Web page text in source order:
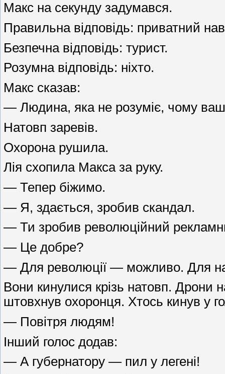
Макс на секунду задумався.
Правильна відповідь: приватний
Безпечна відповідь: турист.
Розумна відповідь: ніхто.
Макс сказав:
— Людина, яка не розуміє, чому
Натовп заревів.
Охорона рушила.
Лія схопила Макса за руку.
— Тепер біжимо.
— Я, здається, зробив скандал.
— Ти зробив революційний
— Це добре?
— Для революції — можливо. Для
Вони кинулися крізь натовп. Дрони
штовхнув охоронця. Хтось кинув у
— Повітря людям!
Інший голос додав:
— А губернатору — пил у легені!